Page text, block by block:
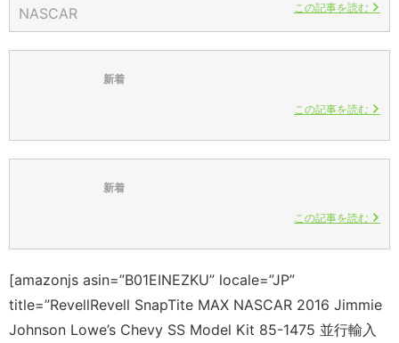
この記事を読む
新着
この記事を読む
新着
この記事を読む
[amazonjs asin=”B01EINEZKU” locale=”JP”
title=”RevellRevell SnapTite MAX NASCAR 2016 Jimmie
Johnson Lowe’s Chevy SS Model Kit 85-1475 並行輸入